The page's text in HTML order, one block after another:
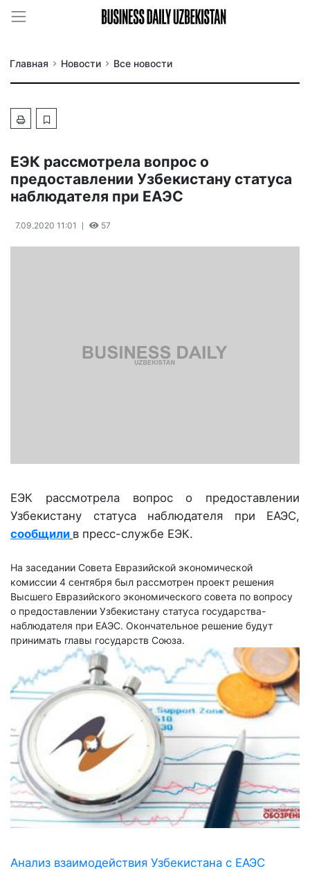
Главная Новости Все новости
ЕЭК рассмотрела вопрос о
предоставлении Узбекистану статуса
наблюдателя при ЕАЭС
7.09.2020 11:01 57
ЕЭК рассмотрела вопрос о предоставлении
Узбекистану статуса наблюдателя при ЕАЭС,
сообщили в пресс-службе ЕЭК.
На заседании Совета Евразийской экономической
комиссии 4 сентября был рассмотрен проект решения
Высшего Евразийского экономического совета по вопросу
о предоставлении Узбекистану статуса государства-
наблюдателя при ЕАЭС. Окончательное решение будут
принимать главы государств Союза.
Анализ взаимодействия Узбекистана с ЕАЭС